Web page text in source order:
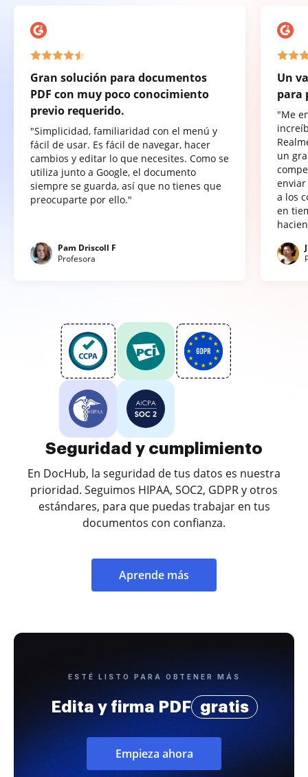
Gran solución para documentos
PDF con muy poco conocimiento
previo requerido.
"Simplicidad, familiaridad con el menú y
fácil de usar. Es fácil de navegar, hacer
cambios y editar lo que necesites. Como se
utiliza junto a Google, el documento
siempre se guarda, así que no tienes que
preocuparte por ello."
Pam Driscoll F
Profesora
Un
para
"Me
un
a los
en
Seguridad y cumplimiento
En DocHub, la seguridad de tus datos es nuestra
prioridad. Seguimos HIPAA, SOC2, GDPR y otros
estándares, para que puedas trabajar en tus
documentos con confianza.
Aprende más
ESTÉ LISTO PARA OBTENER MÁS
Edita y firma PDF gratis
Empieza ahora